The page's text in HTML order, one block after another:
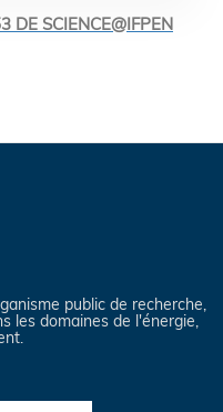
DE SCIENCE@IFPEN
public de recherche,
les domaines de l'énergie,